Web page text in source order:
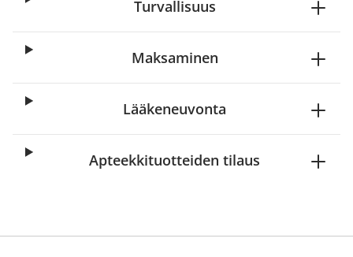
Turvallisuus
Maksaminen
Lääkeneuvonta
Apteekkituotteiden tilaus